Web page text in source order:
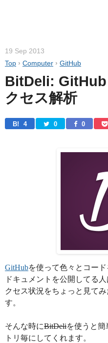
19 Sep 2013
Top › Computer › GitHub
BitDeli:
クセス解析
B! 4 0 0
GitHubを使って色々とコー
ドキュメントを公開してる
クセス状況をちょっと見て
す。
そんな時にBitDeliを使うと
トリ毎にしてくれます。